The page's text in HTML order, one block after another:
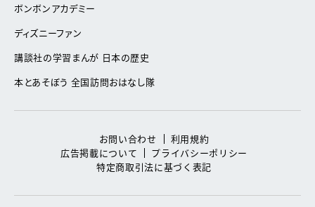
ボンボンアカデミー
ディズニーファン
講談社の学習まんが 日本の歴史
本とあそぼう 全国訪問おはなし隊
お問い合わせ
利用規約
広告掲載について
プライバシーポリシー
特定商取引法に基づく表記